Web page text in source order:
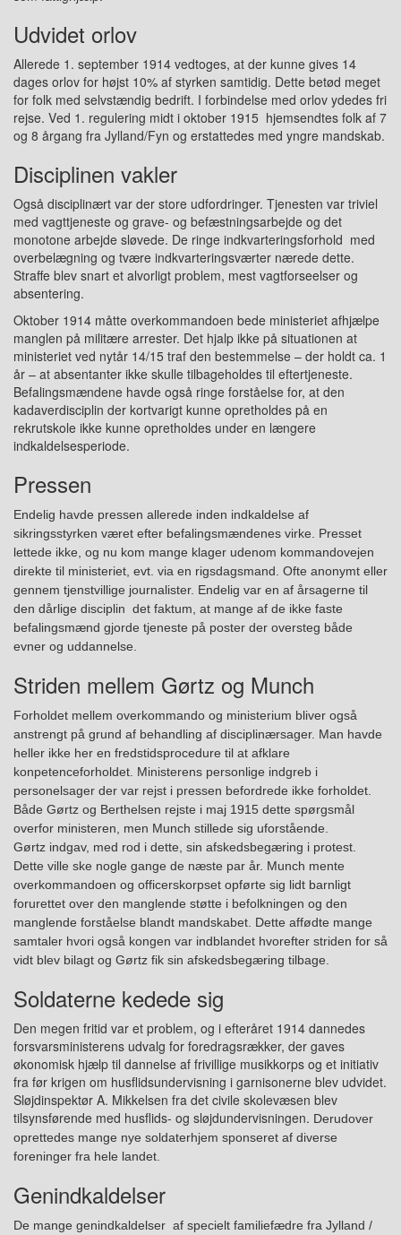
Udvidet orlov
Allerede 1 . september 1914 vedtoges, at der kunne gives 14
dages orlov for højst 10% af styrken samtidig. Dette betød meget
for folk med selvstændig bedrift. I forbindelse med orlov ydedes fri
rejse. Ved 1. regulering midt i oktober 1915 hjemsendtes folk af 7
og 8 årgang fra Jylland/Fyn og erstattedes med yngre mandskab.
Disciplinen vakler
Også disciplinært var der store udfordringer. Tjenesten var triviel
med vagttjeneste og grave- og befæstningsarbejde og det
monotone arbejde sløvede. De ringe indkvarteringsforhold med
overbelægning og tvære indkvarteringsværter nærede dette.
Straffe blev snart et alvorligt problem, mest vagtforseelser og
absentering.
Oktober 1914 måtte overkommandoen bede ministeriet afhjælpe
manglen på militære arrester. Det hjalp ikke på situationen at
ministeriet ved nytår 14/15 traf den bestemmelse – der holdt ca. 1
år – at absentanter ikke skulle tilbageholdes til eftertjeneste.
Befalingsmændene havde også ringe forståelse for, at den
kadaverdisciplin der kortvarigt kunne opretholdes på en
rekrutskole ikke kunne opretholdes under en længere
indkaldelsesperiode.
Pressen
Endelig havde pressen allerede inden indkaldelse af
sikringsstyrken været efter befalingsmændenes virke. Presset
lettede ikke, og nu kom mange klager udenom kommandovejen
direkte til ministeriet, evt. via en rigsdagsmand. Ofte anonymt eller
gennem tjenstvillige journalister. Endelig var en af årsagerne til
den dårlige disciplin det faktum, at mange af de ikke faste
befalingsmænd gjorde tjeneste på poster der oversteg både
evner og uddannelse.
Striden mellem Gørtz og Munch
Forholdet mellem overkommando og ministerium bliver også
anstrengt på grund af behandling af disciplinærsager. Man havde
heller ikke her en fredstidsprocedure til at afklare
konpetenceforholdet. Ministerens personlige indgreb i
personelsager der var rejst i pressen befordrede ikke forholdet.
Både Gørtz og Berthelsen rejste i maj 1915 dette spørgsmål
overfor ministeren , men Munch stillede sig uforstående.
Gørtz indgav, med rod i dette, sin afskedsbegæring i protest.
Dette ville ske nogle gange de næste par år. Munch mente
overkommandoen og officerskorpset opførte sig lidt barnligt
forurettet over den manglende støtte i befolkningen og den
manglende forståelse blandt mandskabet. Dette affødte mange
samtaler hvori også kongen var indblandet hvorefter striden for så
vidt blev bilagt og Gørtz fik sin afskedsbegæring tilbage.
Soldaterne kedede sig
Den megen fritid var et problem, og i efteråret 1914 dannedes
forsvarsministerens udvalg for foredragsrækker, der gaves
økonomisk hjælp til dannelse af frivillige musikkorps og et initiativ
fra før krigen om husflidsundervisning i garnisonerne blev udvidet.
Sløjdinspektør A. Mikkelsen fra det civile skolevæsen blev
tilsynsførende med husflids- og sløjdundervisningen. Derudover
oprettedes mange nye soldaterhjem sponseret af diverse
foreninger fra hele landet.
Genindkaldelser
De mange genindkaldelser af specielt familiefædre fra Jylland /